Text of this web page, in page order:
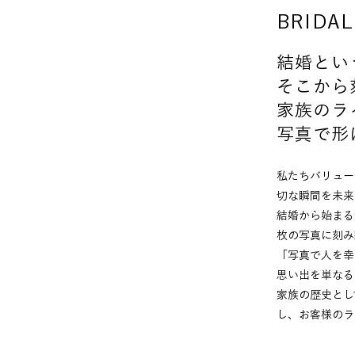
結婚とい
そこか
家族の
写真で形
私たちバリュ
切な瞬間を未
結婚から始ま
枚の写真に刻
「写真で人を
思い出を単な
家族の歴史と
し、お客様の